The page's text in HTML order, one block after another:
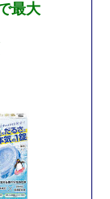
最大